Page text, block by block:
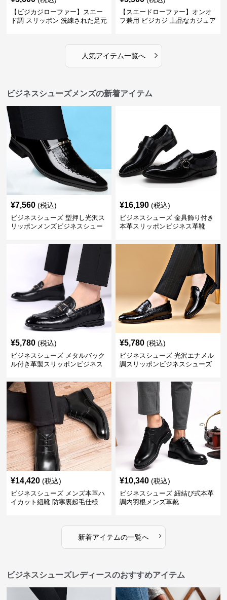
【ビジカジローファー】スエー
ド調 スリッポン 洗練された足元
【スエードローファー】オンオ
フ兼用 ビジカジ 上品なカジュア
人気アイテム一覧へ ›
ビジネスシューズメンズの新着アイテム
¥7,560 (税込)
ビジネスシューズ 型押し光沢ス
リッポンメンズビジネスシュー
¥16,190 (税込)
ビジネスシューズ 金具飾り付き
本革スリッポンビジネス革靴
¥5,780 (税込)
ビジネスシューズ メタルバック
ル付き革製スリッポンビジネス
¥5,780 (税込)
ビジネスシューズ 光沢エナメル
調スリッポンビジネスシューズ
¥14,420 (税込)
ビジネスシューズ メンズ本革ハ
イカット紐靴 防寒裏起毛仕様
¥10,340 (税込)
ビジネスシューズ 紐結び式本革
調内羽根メンズ革靴
新着アイテムの一覧へ ›
ビジネスシューズレディースのおすすめアイテム